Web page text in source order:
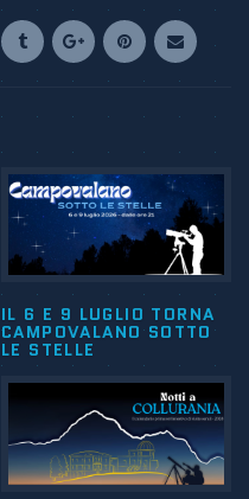
IL 6 E 9 LUGLIO TORNA
CAMPOVALANO SOTTO
LE STELLE